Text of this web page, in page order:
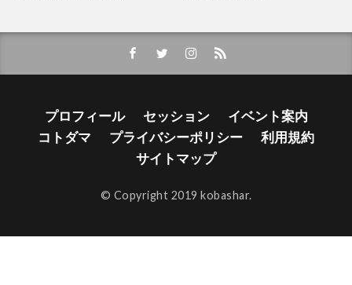
プロフィール セッション
イベント案内
コトダマ
プライバシーポリシー
利用規約
サイトマップ
© Copyright 2019 kobashar.